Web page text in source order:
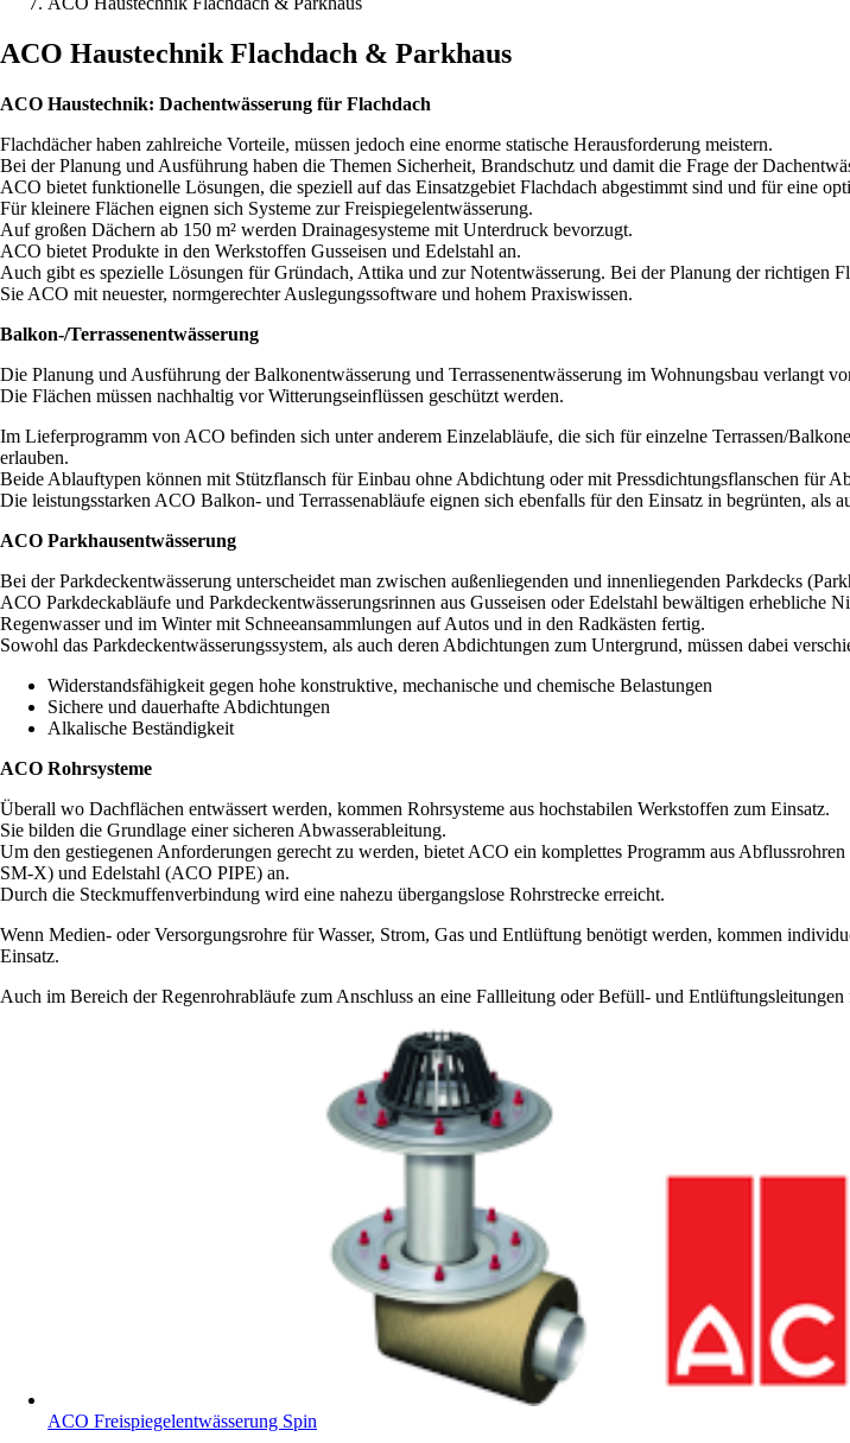
ACO Haustechnik Flachdach & Parkhaus
ACO Haustechnik: Dachentwässerung für Flachdach
Flachdächer haben zahlreiche Vorteile, müssen jedoch eine enorme statische Herausforderung meistern.
Bei der Planung und Ausführung haben die Themen Sicherheit, Brandschutz und damit die Frage der
ACO bietet funktionelle Lösungen, die speziell auf das Einsatzgebiet Flachdach abgestimmt sind und für eine
Für kleinere Flächen eignen sich Systeme zur Freispiegelentwässerung.
Auf großen Dächern ab 150 m² werden Drainagesysteme mit Unterdruck bevorzugt.
ACO bietet Produkte in den Werkstoffen Gusseisen und Edelstahl an.
Auch gibt es spezielle Lösungen für Gründach, Attika und zur Notentwässerung. Bei der Planung der richtigen
Sie ACO mit neuester, normgerechter Auslegungssoftware und hohem Praxiswissen.
Balkon-/Terrassenentwässerung
Die Planung und Ausführung der Balkonentwässerung und Terrassenentwässerung im Wohnungsbau verlangt
Die Flächen müssen nachhaltig vor Witterungseinflüssen geschützt werden.
Im Lieferprogramm von ACO befinden sich unter anderem Einzelabläufe, die sich für einzelne Terrassen/
erlauben.
Beide Ablauftypen können mit Stützflansch für Einbau ohne Abdichtung oder mit Pressdichtungsflanschen für
Die leistungsstarken ACO Balkon- und Terrassenabläufe eignen sich ebenfalls für den Einsatz in begrünten, als
ACO Parkhausentwässerung
Bei der Parkdeckentwässerung unterscheidet man zwischen außenliegenden und innenliegenden Parkdecks
ACO Parkdeckabläufe und Parkdeckentwässerungsrinnen aus Gusseisen oder Edelstahl bewältigen erhebliche
Regenwasser und im Winter mit Schneeansammlungen auf Autos und in den Radkästen fertig.
Sowohl das Parkdeckentwässerungssystem, als auch deren Abdichtungen zum Untergrund, müssen dabei
Widerstandsfähigkeit gegen hohe konstruktive, mechanische und chemische Belastungen
Sichere und dauerhafte Abdichtungen
Alkalische Beständigkeit
ACO Rohrsysteme
Überall wo Dachflächen entwässert werden, kommen Rohrsysteme aus hochstabilen Werkstoffen zum Einsatz.
Sie bilden die Grundlage einer sicheren Abwasserableitung.
Um den gestiegenen Anforderungen gerecht zu werden, bietet ACO ein komplettes Programm aus
SM-X) und Edelstahl (ACO PIPE) an.
Durch die Steckmuffenverbindung wird eine nahezu übergangslose Rohrstrecke erreicht.
Wenn Medien- oder Versorgungsrohre für Wasser, Strom, Gas und Entlüftung benötigt werden, kommen
Einsatz.
Auch im Bereich der Regenrohrabläufe zum Anschluss an eine Fallleitung oder Befüll- und
ACO Freispiegelentwässerung Spin